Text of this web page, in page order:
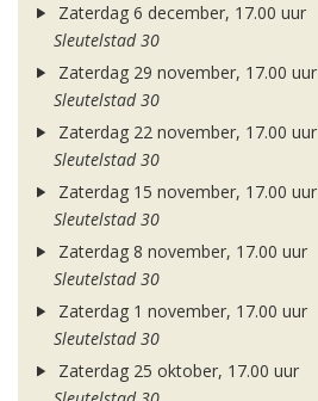
Zaterdag 6 december, 17.00 uur
Sleutelstad 30
Zaterdag 29 november, 17.00 uur
Sleutelstad 30
Zaterdag 22 november, 17.00 uur
Sleutelstad 30
Zaterdag 15 november, 17.00 uur
Sleutelstad 30
Zaterdag 8 november, 17.00 uur
Sleutelstad 30
Zaterdag 1 november, 17.00 uur
Sleutelstad 30
Zaterdag 25 oktober, 17.00 uur